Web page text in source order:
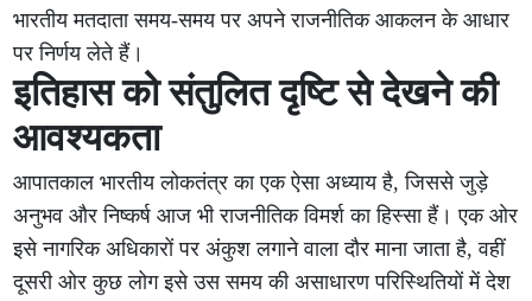
भारतीय मतदाता समय-समय पर अपने राजनीतिक आकलन के आधार
पर निर्णय लेते हैं।
इतिहास को संतुलित दृष्टि से देखने की
आवश्यकता
आपातकाल भारतीय लोकतंत्र का एक ऐसा अध्याय है, जिससे जुड़े
अनुभव और निष्कर्ष आज भी राजनीतिक विमर्श का हिस्सा हैं। एक ओर
इसे नागरिक अधिकारों पर अंकुश लगाने वाला दौर माना जाता है, वहीं
दूसरी ओर कुछ लोग इसे उस समय की असाधारण परिस्थितियों में देश